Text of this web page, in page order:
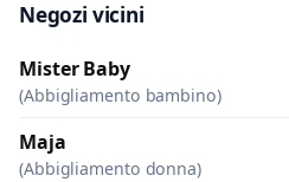
Negozi vicini
Mister Baby
(Abbigliamento bambino)
Maja
(Abbigliamento donna)